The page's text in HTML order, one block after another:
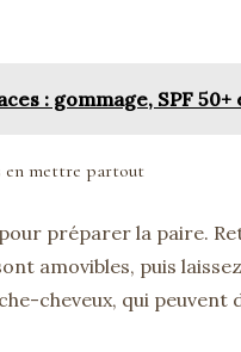
: gommage, SPF
en mettre partout
préparer la paire.
amovibles, puis
cheveux, qui peuvent